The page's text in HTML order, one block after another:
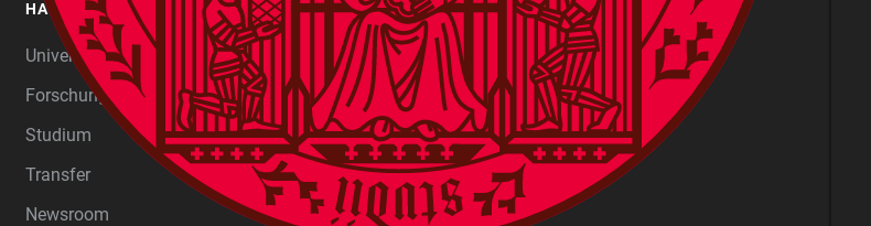
FOOTER
HAUPTNAVIGATION
Universität
Forschung
Studium
Transfer
Newsroom